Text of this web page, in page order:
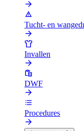
Tucht- en
Invallen
DWF
Procedures